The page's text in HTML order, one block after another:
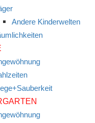
Andere Kinderwelten